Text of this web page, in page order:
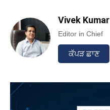
Vivek Kumar
Editor in Chief
ਕੱਪੜ ਛਾਣ